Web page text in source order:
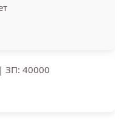
| ЗП: 40000